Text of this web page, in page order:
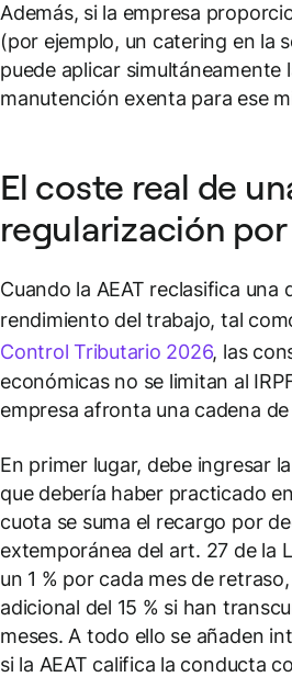
Además, si la empresa
(por ejemplo, un catering en la
puede aplicar simultáneamente
manutención exenta para ese
El coste real de
regularización
Cuando la AEAT reclasifica una
rendimiento del trabajo, tal
Control Tributario 2026, las
económicas no se limitan al
empresa afronta una cadena
En primer lugar, debe ingresar
que debería haber practicado
cuota se suma el recargo por
extemporánea del art. 27 de la
un 1 % por cada mes de
adicional del 15 % si han
meses. A todo ello se añaden
si la AEAT califica la conducta